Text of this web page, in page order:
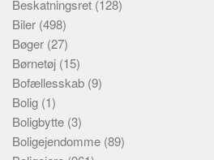
Beskatningsret (128)
Biler (498)
Bøger (27)
Børnetøj (15)
Bofællesskab (9)
Bolig (1)
Boligbytte (3)
Boligejendomme (89)